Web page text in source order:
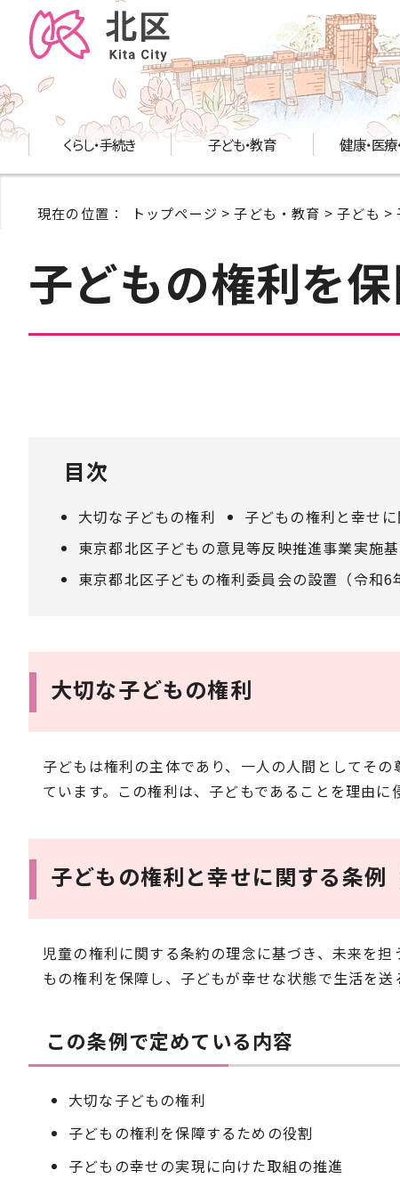
くらし・手続き 子ども・教育 健康・医療
現在の位置： トップページ >子ども・教育 >子ども >
子どもの権利を
目次
大切な子どもの権利 子どもの権利と幸せ
東京都北区子どもの意見等反映推進事業実施
東京都北区子どもの権利委員会の設置（令和6
大切な子どもの権利
子どもは権利の主体であり、一人の人間としてそ
ています。この権利は、子どもであることを理由に
子どもの権利と幸せに関する条例
児童の権利に関する条約の理念に基づき、未来を
もの権利を保障し、子どもが幸せな状態で生活を
この条例で定めている内容
大切な子どもの権利
子どもの権利を保障するための役割
子どもの幸せの実現に向けた取組の推進